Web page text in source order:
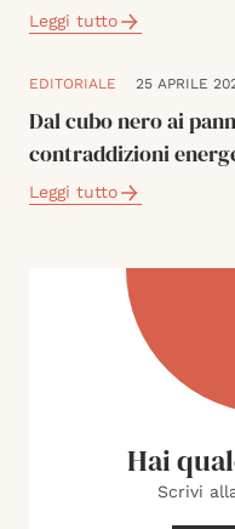
Leggi tutto
EDITORIALE 25 APRILE
Dal cubo nero ai
contraddizioni
Leggi tutto
Hai
Scrivi